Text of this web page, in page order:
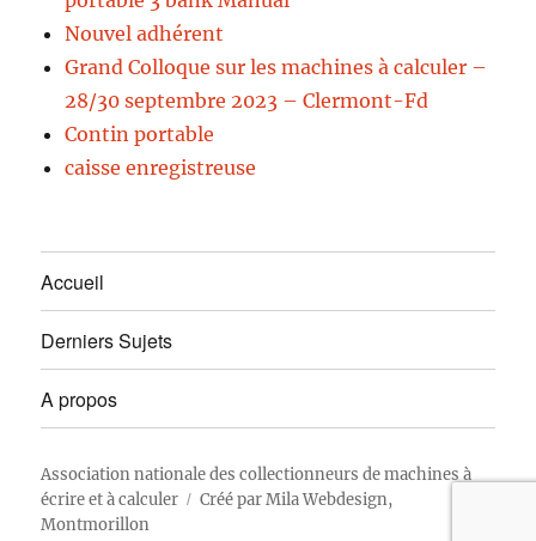
Nouvel adhérent
Grand Colloque sur les machines à calculer –
28/30 septembre 2023 – Clermont-Fd
Contin portable
caisse enregistreuse
Accueil
Derniers Sujets
A propos
Association nationale des collectionneurs de machines à
écrire et à calculer
Créé parMila Webdesign,
Montmorillon